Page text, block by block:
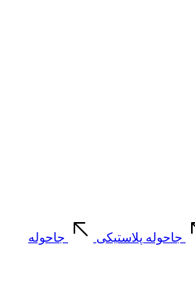
جاحوله پلاستیکی جاحوله